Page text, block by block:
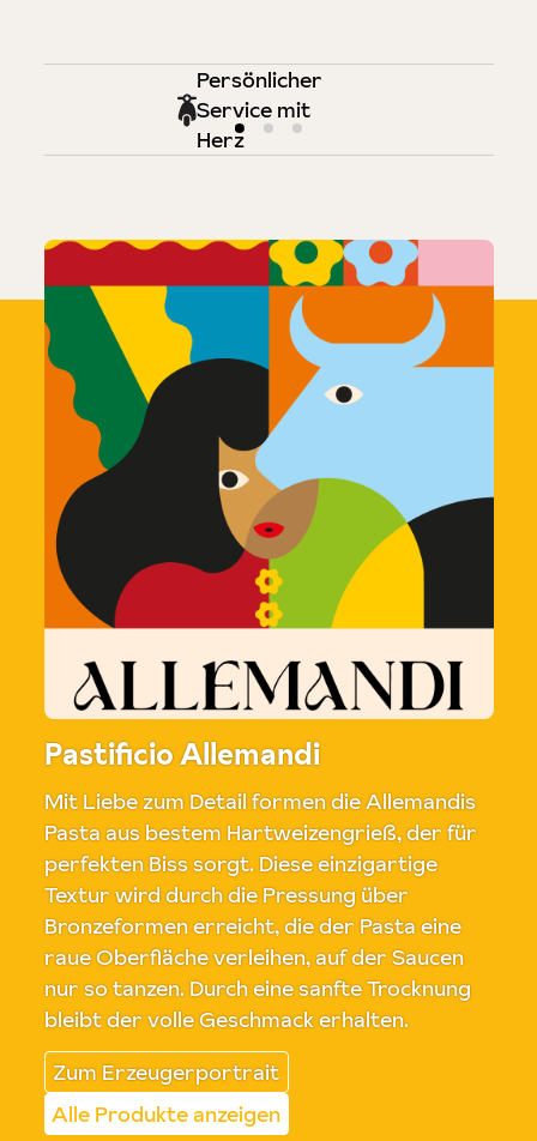
Persönlicher
Service mit
Herz
Pastificio Allemandi
Mit Liebe zum Detail formen die Allemandis
Pasta aus bestem Hartweizengrieß, der für
perfekten Biss sorgt. Diese einzigartige
Textur wird durch die Pressung über
Bronzeformen erreicht, die der Pasta eine
raue Oberfläche verleihen, auf der Saucen
nur so tanzen. Durch eine sanfte Trocknung
bleibt der volle Geschmack erhalten.
Zum Erzeugerportrait
Alle Produkte anzeigen